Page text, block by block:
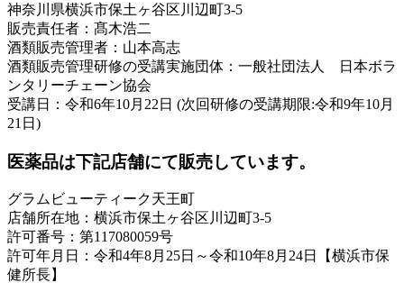
神奈川県横浜市保土ヶ谷区川辺町3-5
販売責任者：髙木浩二
酒類販売管理者：山本高志
酒類販売管理研修の受講実施団体：一般社団法人 日本ボラ
ンタリーチェーン協会
受講日：令和6年10月22日 (次回研修の受講期限:令和9年10月
21日)
医薬品は下記店舗にて販売しています。
グラムビューティーク天王町
店舗所在地：横浜市保土ヶ谷区川辺町3-5
許可番号：第117080059号
許可年月日：令和4年8月25日～令和10年8月24日【横浜市保
健所長】